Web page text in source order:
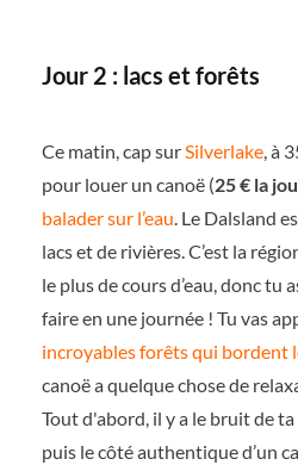
Jour 2 : lacs et forêts
Ce matin, cap surSilverlake, à
pour louer un canoë (25 € la
balader sur l’eau. Le Dalsland
lacs et de rivières. C’est la
le plus de cours d’eau, donc tu
faire en une journée ! Tu vas
incroyables forêts qui bordent
canoë a quelque chose de
Tout d'abord, il y a le bruit de ta
puis le côté authentique d’un